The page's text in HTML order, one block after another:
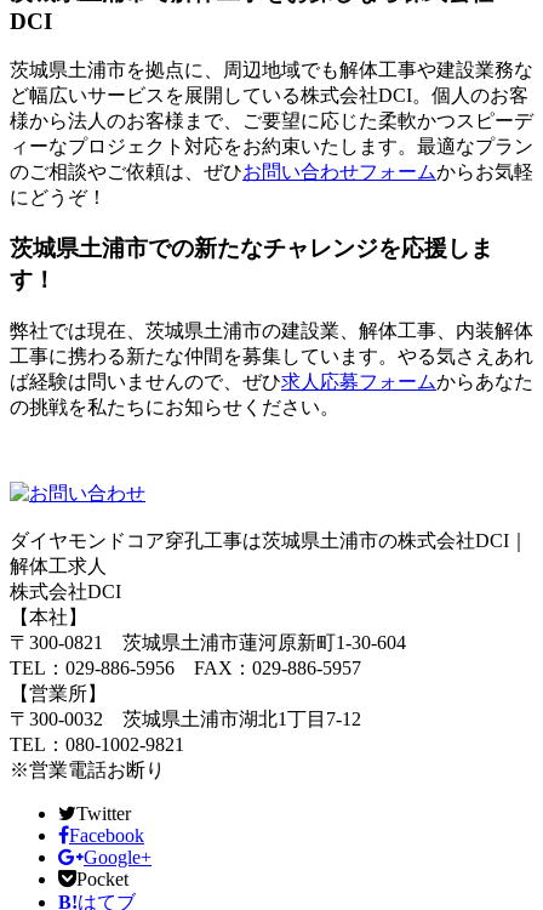
DCI
茨城県土浦市を拠点に、周辺地域でも解体工事や建設業務な
ど幅広いサービスを展開している株式会社DCI。個人のお客
様から法人のお客様まで、ご要望に応じた柔軟かつスピーデ
ィーなプロジェクト対応をお約束いたします。最適なプラン
のご相談やご依頼は、ぜひお問い合わせフォームからお気軽
にどうぞ！
茨城県土浦市での新たなチャレンジを応援しま
す！
弊社では現在、茨城県土浦市の建設業、解体工事、内装解体
工事に携わる新たな仲間を募集しています。やる気さえあれ
ば経験は問いませんので、ぜひ求人応募フォームからあなた
の挑戦を私たちにお知らせください。
ダイヤモンドコア穿孔工事は茨城県土浦市の株式会社DCI｜
解体工求人
株式会社DCI
【本社】
〒300-0821 茨城県土浦市蓮河原新町1-30-604
TEL：029-886-5956 FAX：029-886-5957
【営業所】
〒300-0032 茨城県土浦市湖北1丁目7-12
TEL：080-1002-9821
※営業電話お断り
Twitter
Facebook
Google+
Pocket
B!はてブ